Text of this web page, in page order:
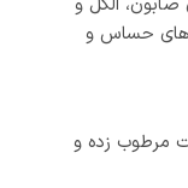
الکل و
حساس و
مرطوب زده و